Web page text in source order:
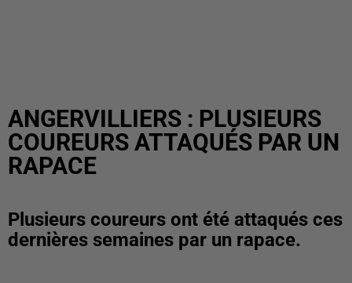
ANGERVILLIERS : PLUSIEURS
COUREURS ATTAQUÉS PAR UN
RAPACE
Plusieurs coureurs ont été attaqués ces
dernières semaines par un rapace.